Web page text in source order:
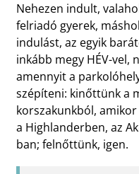
Nehezen indult,
felriadó gyerek,
indulást, az egyik
inkább megy HÉV-vel,
amennyit a
szépíteni: kinőttünk a
korszakunkból,
a Highlanderben, az
ban; felnőttünk, igen.